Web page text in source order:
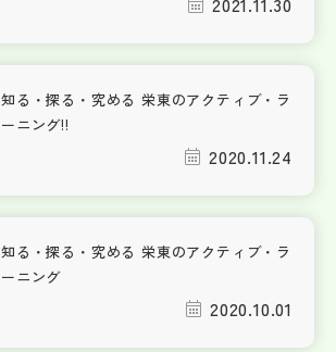
知る・探る・究める 栄東のアクティブ・ラ
ーニング!!
2020.11.24
知る・探る・究める 栄東のアクティブ・ラ
ーニング
2020.10.01